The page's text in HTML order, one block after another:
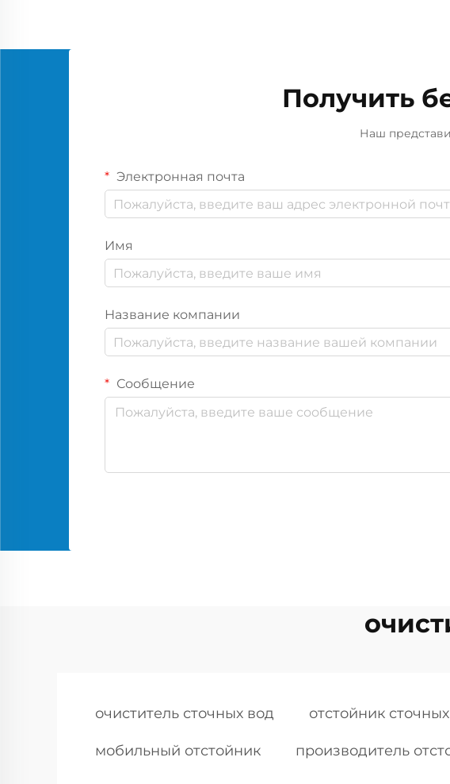
Получить
Наш
Электронная почта
Имя
Название компании
Сообщение
очиститель сточных вод отстойник
мобильный отстойник производитель